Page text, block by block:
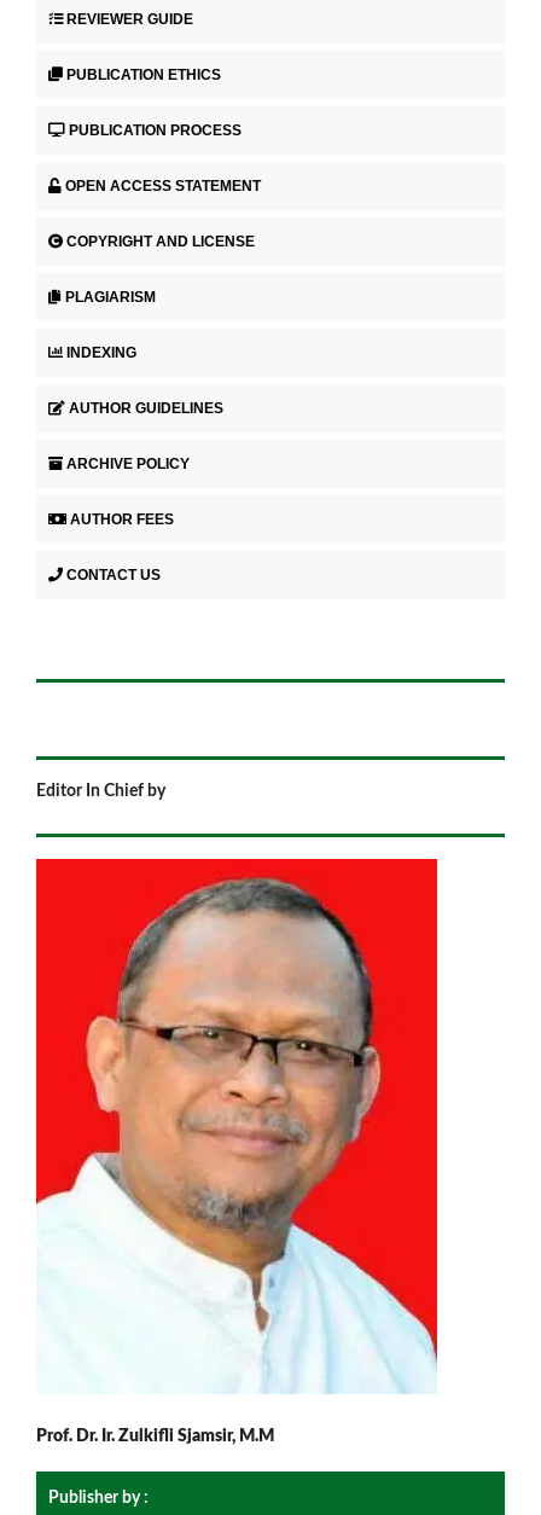
REVIEWER GUIDE
PUBLICATION ETHICS
PUBLICATION PROCESS
OPEN ACCESS STATEMENT
COPYRIGHT AND LICENSE
PLAGIARISM
INDEXING
AUTHOR GUIDELINES
ARCHIVE POLICY
AUTHOR FEES
CONTACT US
Editor In Chief by
Prof. Dr. Ir. Zulkifli Sjamsir, M.M
Publisher by :